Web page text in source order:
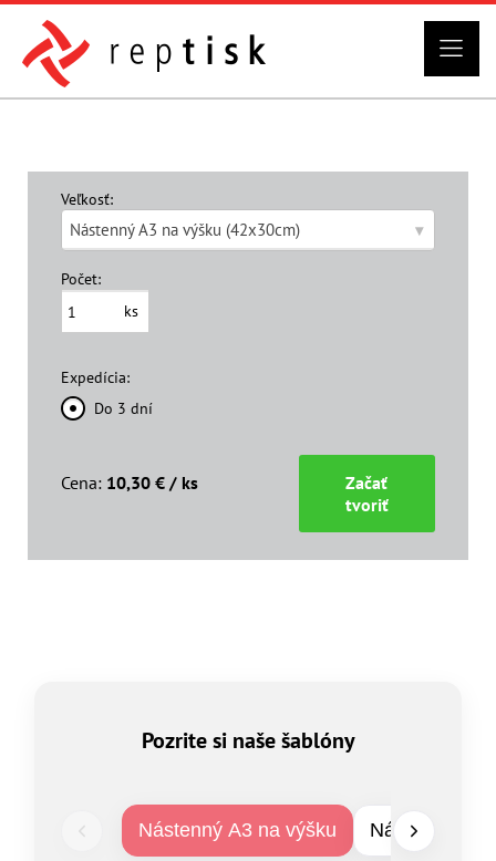
Veľkosť:
Nástenný A3 na výšku (42x30cm)
▾
Počet:
ks
Expedícia:
Do 3 dní
Cena: 10,30 € / ks
Začať
tvoriť
Pozrite si naše šablóny
Nástenný A3 na výšku Nástenný A3